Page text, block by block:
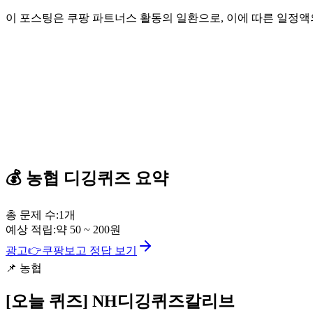
이 포스팅은 쿠팡 파트너스 활동의 일환으로, 이에 따른 일정
💰 농협 디깅퀴즈 요약
총 문제 수:1개
예상 적립:약 50 ~ 200원
광고👉쿠팡보고 정답 보기
📌 농협
[오늘 퀴즈] NH디깅퀴즈칼리브